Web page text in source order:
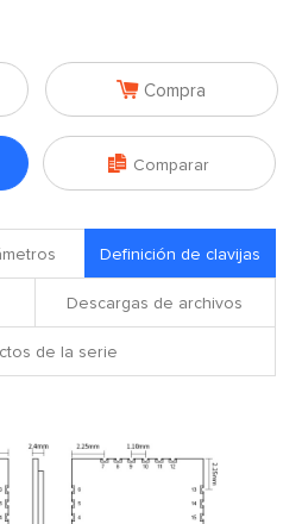
 Compra
 Comparar
Definición de clavijas
Descargas de archivos
de la serie